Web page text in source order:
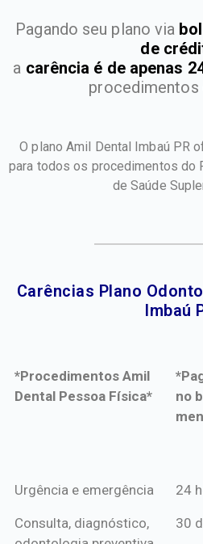
Pagando seu plano via
de
a carência é de apenas
O plano Amil Dental Imbaú PR
para todos os procedimentos do
de Saúde
Carências Plano
Imbaú
*Procedimentos Amil
Dental Pessoa Física*
no
*Procedimentos Amil
Urgência e emergência 24
Consulta, diagnóstico,
30